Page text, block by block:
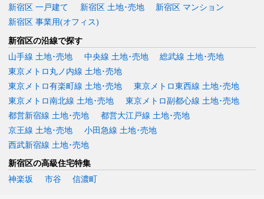
新宿区 一戸建て
新宿区 土地･売地
新宿区 マンション
新宿区 事業用(オフィス)
新宿区の沿線で探す
山手線 土地･売地
中央線 土地･売地
総武線 土地･売地
東京メトロ丸ノ内線 土地･売地
東京メトロ有楽町線 土地･売地
東京メトロ東西線 土地･売地
東京メトロ南北線 土地･売地
東京メトロ副都心線 土地･売地
都営新宿線 土地･売地
都営大江戸線 土地･売地
京王線 土地･売地
小田急線 土地･売地
西武新宿線 土地･売地
新宿区の高級住宅特集
神楽坂
市谷 信濃町